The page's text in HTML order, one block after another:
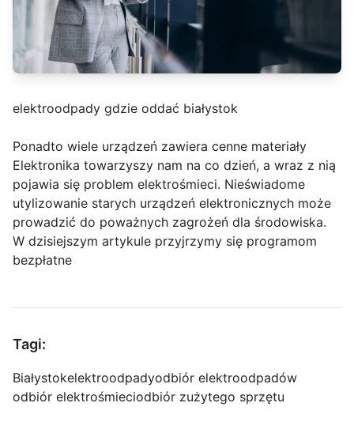
elektroodpady gdzie oddać białystok
Ponadto wiele urządzeń zawiera cenne materiały
Elektronika towarzyszy nam na co dzień, a wraz z nią
pojawia się problem elektrośmieci. Nieświadome
utylizowanie starych urządzeń elektronicznych może
prowadzić do poważnych zagrożeń dla środowiska.
W dzisiejszym artykule przyjrzymy się programom
bezpłatne
Tagi:
Białystokelektroodpadyodbiór elektroodpadów
odbiór elektrośmieciodbiór zużytego sprzętu